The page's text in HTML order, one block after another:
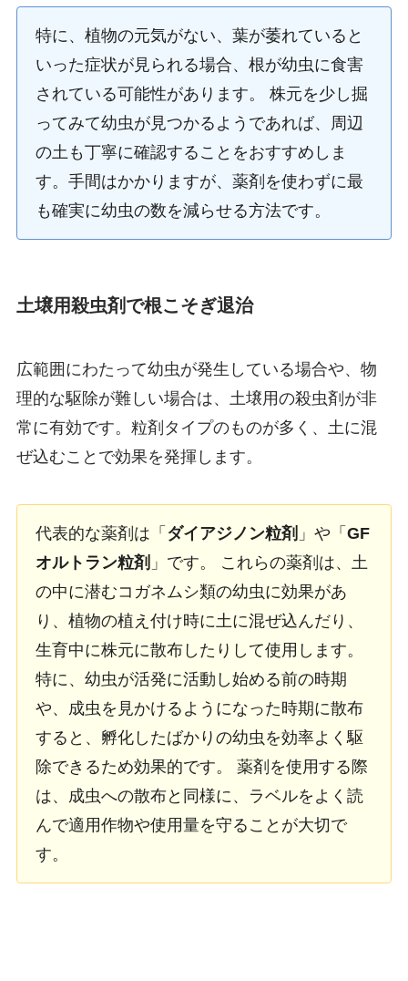
特に、植物の元気がない、葉が萎れていると
いった症状が見られる場合、根が幼虫に食害
されている可能性があります。 株元を少し掘
ってみて幼虫が見つかるようであれば、周辺
の土も丁寧に確認することをおすすめしま
す。手間はかかりますが、薬剤を使わずに最
も確実に幼虫の数を減らせる方法です。
土壌用殺虫剤で根こそぎ退治
広範囲にわたって幼虫が発生している場合や、物
理的な駆除が難しい場合は、土壌用の殺虫剤が非
常に有効です。粒剤タイプのものが多く、土に混
ぜ込むことで効果を発揮します。
代表的な薬剤は「 ダイアジノン粒剤 」や「 GF
オルトラン粒剤 」です。 これらの薬剤は、土
の中に潜むコガネムシ類の幼虫に効果があ
り、植物の植え付け時に土に混ぜ込んだり、
生育中に株元に散布したりして使用します。
特に、幼虫が活発に活動し始める前の時期
や、成虫を見かけるようになった時期に散布
すると、孵化したばかりの幼虫を効率よく駆
除できるため効果的です。 薬剤を使用する際
は、成虫への散布と同様に、ラベルをよく読
んで適用作物や使用量を守ることが大切で
す。